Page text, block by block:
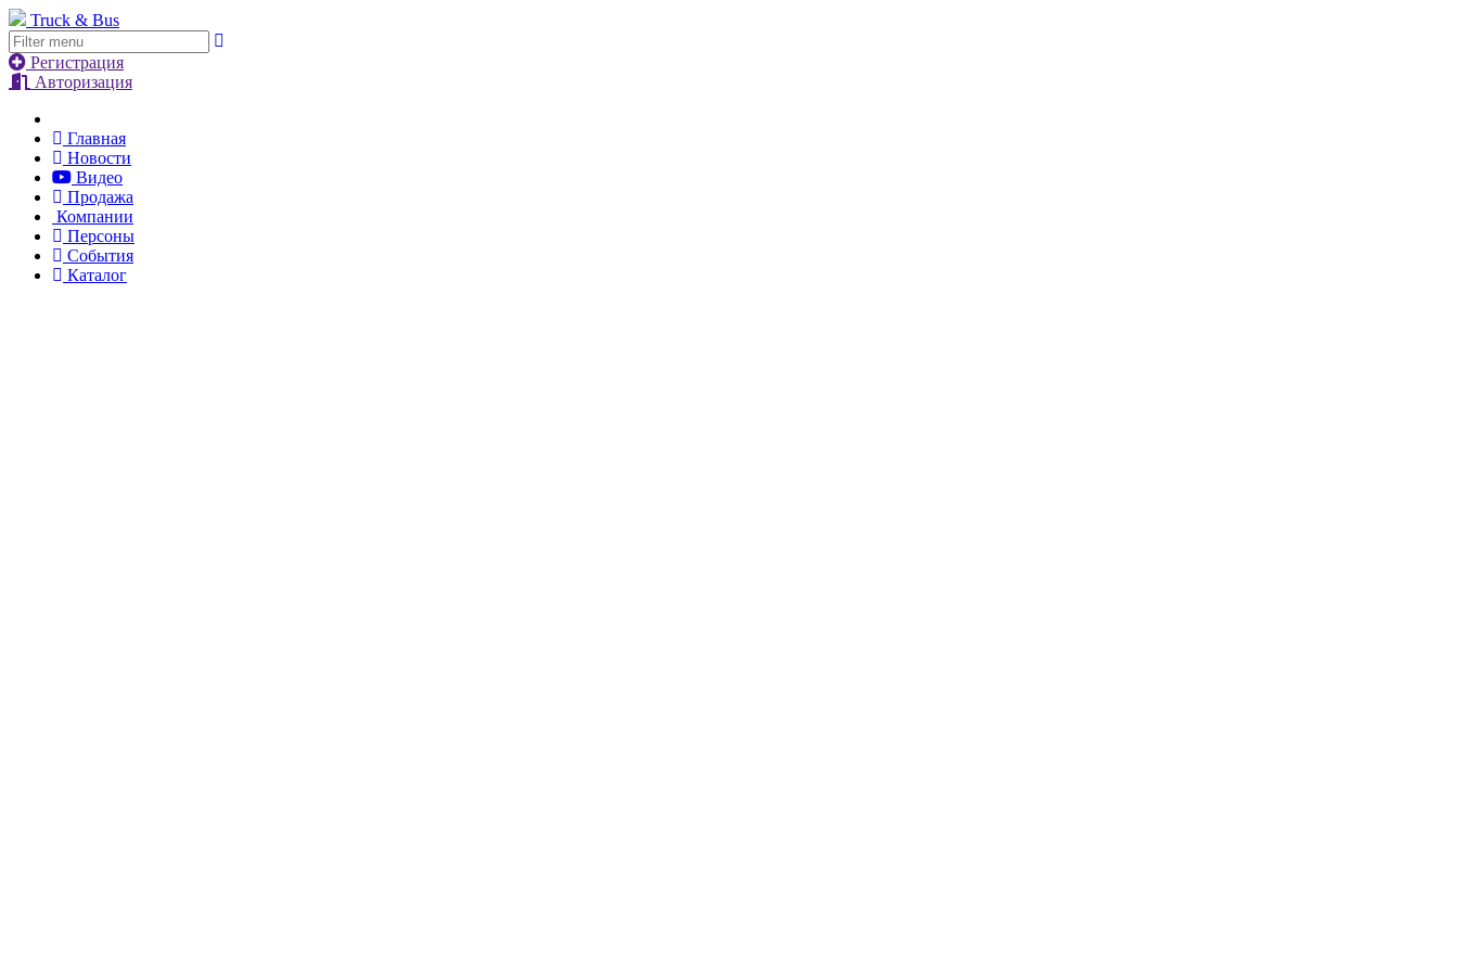
Truck & Bus
Регистрация
Авторизация
Главная
Новости
Видео
Продажа
Компании
Персоны
События
Каталог